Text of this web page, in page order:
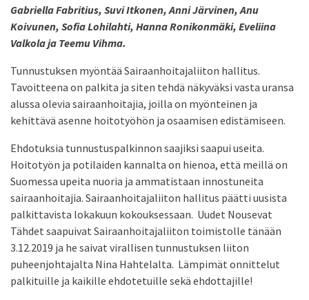
Gabriella Fabritius, Suvi Itkonen, Anni Järvinen, Anu
Koivunen, Sofia Lohilahti, Hanna Ronikonmäki, Eveliina
Valkola ja Teemu Vihma.
Tunnustuksen myöntää Sairaanhoitajaliiton hallitus.
Tavoitteena on palkita ja siten tehdä näkyväksi vasta uransa
alussa olevia sairaanhoitajia, joilla on myönteinen ja
kehittävä asenne hoitotyöhön ja osaamisen edistämiseen.
Ehdotuksia tunnustuspalkinnon saajiksi saapui useita.
Hoitotyön ja potilaiden kannalta on hienoa, että meillä on
Suomessa upeita nuoria ja ammatistaan innostuneita
sairaanhoitajia. Sairaanhoitajaliiton hallitus päätti uusista
palkittavista lokakuun kokouksessaan. Uudet Nousevat
Tähdet saapuivat Sairaanhoitajaliiton toimistolle tänään
3.12.2019 ja he saivat virallisen tunnustuksen liiton
puheenjohtajalta Nina Hahtelalta. Lämpimät onnittelut
palkituille ja kaikille ehdotetuille sekä ehdottajille!